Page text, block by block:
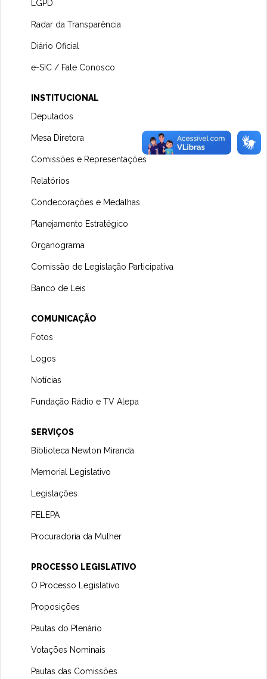
LGPD
Radar da Transparência
Diário Oficial
e-SIC / Fale Conosco
INSTITUCIONAL
Deputados
Mesa Diretora
Comissões e Representações
Relatórios
Condecorações e Medalhas
Planejamento Estratégico
Organograma
Comissão de Legislação Participativa
Banco de Leis
COMUNICAÇÃO
Fotos
Logos
Notícias
Fundação Rádio e TV Alepa
SERVIÇOS
Biblioteca Newton Miranda
Memorial Legislativo
Legislações
FELEPA
Procuradoria da Mulher
PROCESSO LEGISLATIVO
O Processo Legislativo
Proposições
Pautas do Plenário
Votações Nominais
Pautas das Comissões